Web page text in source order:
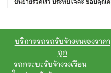
บริการรถรถรับจ้างขนของราคา
ถูก
รถกระบะรับจ้างวงเวียน